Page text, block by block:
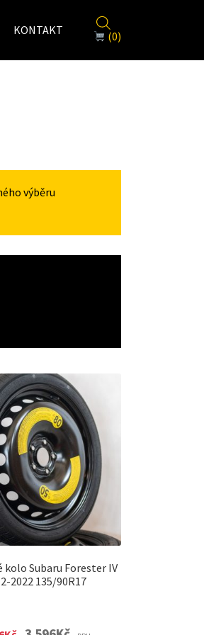
KONTAKT (0)
výběru
kolo Subaru Forester IV
2022 135/90R17
Original
Current